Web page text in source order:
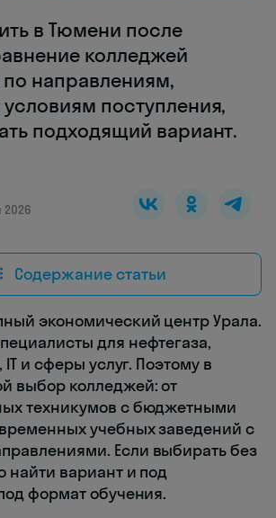
в Тюмени после
колледжей
направлениям,
поступления,
подходящий вариант.
2026
Содержание статьи
экономический центр Урала.
для нефтегаза,
IT и сферы услуг. Поэтому в
выбор колледжей: от
техникумов с бюджетными
учебных заведений с
Если выбирать без
вариант и под
формат обучения.